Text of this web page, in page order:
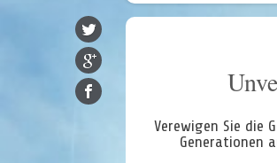
Verewigen Sie die
Generationen